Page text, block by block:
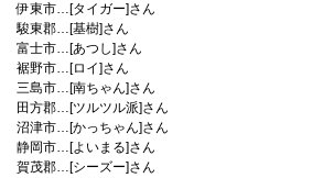
伊東市…[タイガー]さん
駿東郡…[基樹]さん
富士市…[あつし]さん
裾野市…[ロイ]さん
三島市…[南ちゃん]さん
田方郡…[ツルツル派]さん
沼津市…[かっちゃん]さん
静岡市…[よいまる]さん
賀茂郡…[シーズー]さん